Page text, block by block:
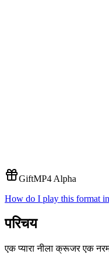
GiftMP4 Alpha
How do I play this format
परिचय
एक प्यारा नीला क्रूजर एक